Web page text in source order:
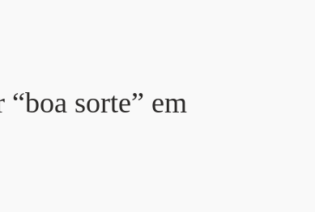
sorte” em